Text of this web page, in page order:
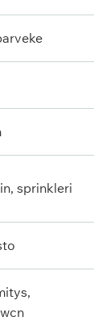
sprinkleri